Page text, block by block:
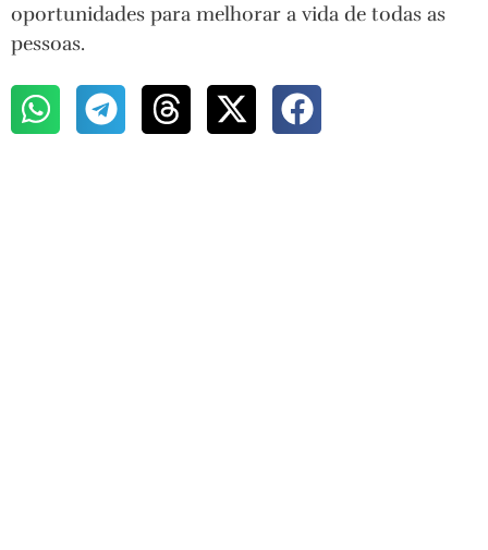
oportunidades para melhorar a vida de todas as
pessoas.